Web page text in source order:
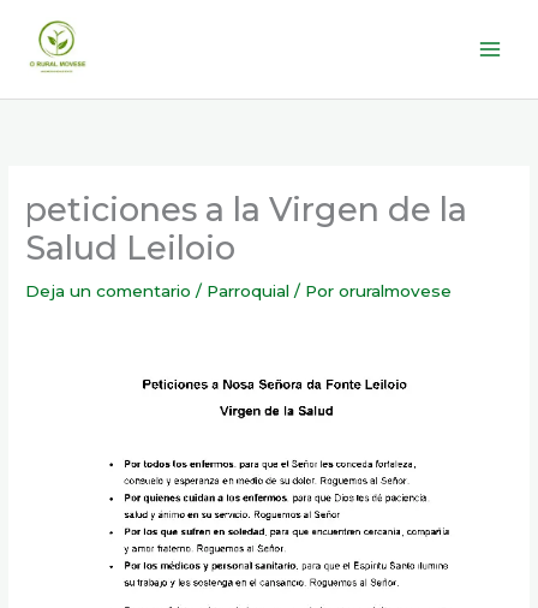
contenido
peticiones a la Virgen de la
Salud Leiloio
Deja un comentario / Parroquial / Pororuralmovese